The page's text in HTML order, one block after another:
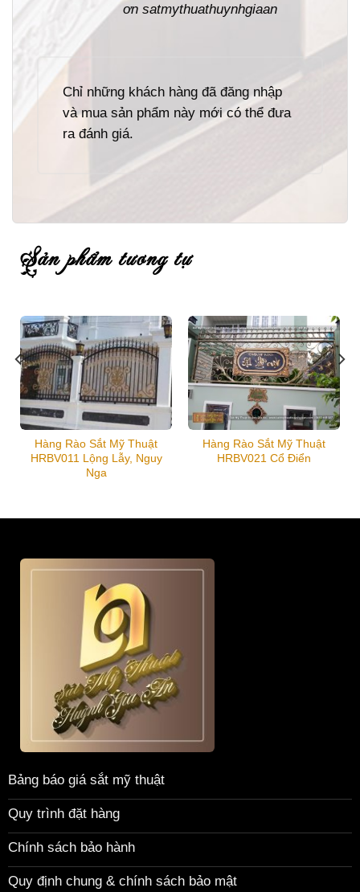
ơn satmythuathuynhgiaan
Chỉ những khách hàng đã đăng nhập
và mua sản phẩm này mới có thể đưa
ra đánh giá.
sản phẩm tương tự
Hàng Rào Sắt Mỹ Thuật
HRBV011 Lộng Lẫy, Nguy
Nga
Hàng Rào Sắt Mỹ Thuật
HRBV021 Cổ Điển
Bảng báo giá sắt mỹ thuật
Quy trình đặt hàng
Chính sách bảo hành
Quy định chung & chính sách bảo mật